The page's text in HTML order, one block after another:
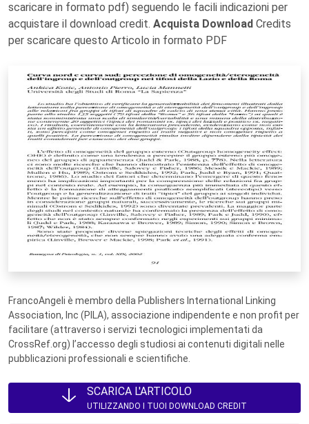
scaricare in formato pdf) seguendo le facili indicazioni per
acquistare il download credit. Acquista Download Credits
per scaricare questo Articolo in formato PDF
FrancoAngeli è membro della Publishers International Linking
Association, Inc (PILA), associazione indipendente e non profit per
facilitare (attraverso i servizi tecnologici implementati da
CrossRef.org) l’accesso degli studiosi ai contenuti digitali nelle
pubblicazioni professionali e scientifiche.
SCARICA L'ARTICOLO
UTILIZZANDO I TUOI DOWNLOAD CREDIT